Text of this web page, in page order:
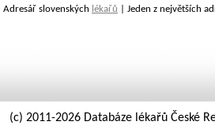
Adresář slovenských lékařů | Jeden z největších
(c) 2011-2026 Databáze lékařů České